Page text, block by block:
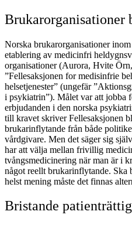
Brukarorganisationer
Norska brukarorganisationer
etablering av medicinfri
organisationer (Aurora, Hvite
”Fellesaksjonen for medisinfrie
helsetjenester” (ungefär
i psykiatrin”). Målet var att jobba
erbjudanden i den norska
till kravet skriver Fellesaksjonen
brukarinflytande från både
vårdgivare. Men det säger sig
har att välja mellan frivillig
tvångsmedicinering när man är i
något reellt brukarinflytande. Ska
helst mening måste det finnas
Bristande